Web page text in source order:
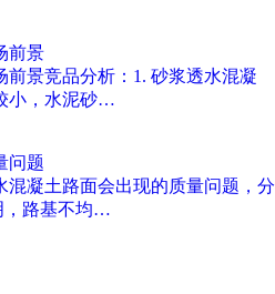
前景
景竞品分析：1. 砂浆透水混凝
小，水泥砂…
问题
凝土路面会出现的质量问题，分
，路基不均…